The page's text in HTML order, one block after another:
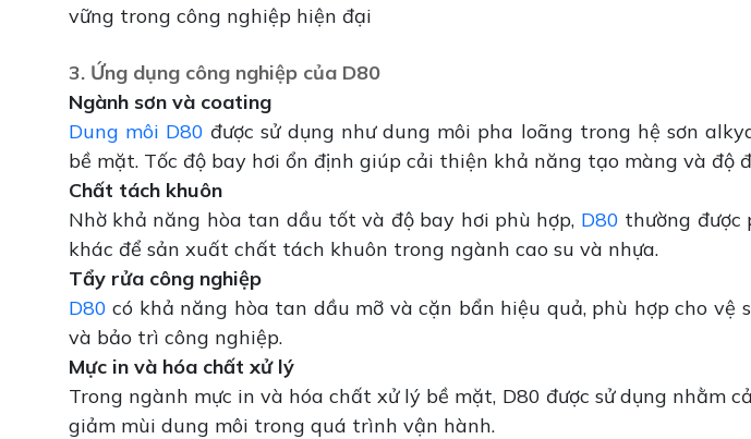
vững trong công nghiệp hiện đại
3. Ứng dụng công nghiệp của D80
Ngành sơn và coating
Dung môi D80 được sử dụng như dung môi pha loãng trong hệ sơn
bề mặt. Tốc độ bay hơi ổn định giúp cải thiện khả năng tạo màng và độ
Chất tách khuôn
Nhờ khả năng hòa tan dầu tốt và độ bay hơi phù hợp, D80 thường được
khác để sản xuất chất tách khuôn trong ngành cao su và nhựa.
Tẩy rửa công nghiệp
D80 có khả năng hòa tan dầu mỡ và cặn bẩn hiệu quả, phù hợp cho vệ
và bảo trì công nghiệp.
Mực in và hóa chất xử lý
Trong ngành mực in và hóa chất xử lý bề mặt, D80 được sử dụng nhằm
giảm mùi dung môi trong quá trình vận hành.